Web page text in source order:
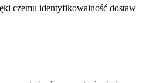
czemu identyfikowalność dostaw